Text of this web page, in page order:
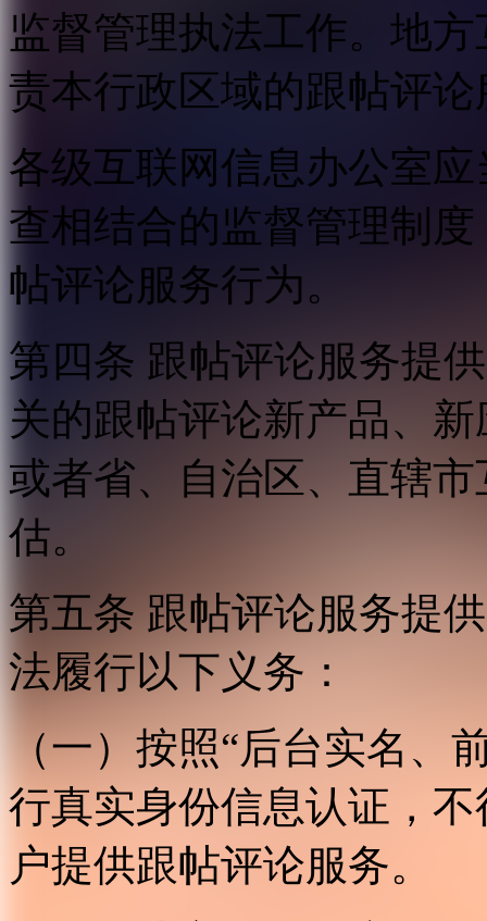
监督管理执法工作。地
责本行政区域的跟帖评
各级互联网信息办公室
查相结合的监督管理制
帖评论服务行为。
第四条 跟帖评论服务提
关的跟帖评论新产品、
或者省、自治区、直辖
估。
第五条 跟帖评论服务提
法履行以下义务：
（一）按照“后台实名、
行真实身份信息认证，
户提供跟帖评论服务。